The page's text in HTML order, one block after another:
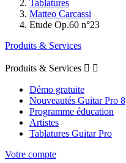
Tablatures
Matteo Carcassi
Etude Op.60 n°23
Produits & Services
Produits & Services  
Démo gratuite
Nouveautés Guitar Pro 8
Programme éducation
Artistes
Tablatures Guitar Pro
Votre compte